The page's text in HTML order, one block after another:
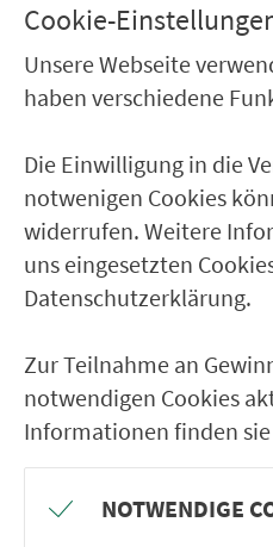
Moggendorf
Höfen (b. Hollfeld)
Welkendorf (b.
Stechendorf
Gottelhof
Abzw.
Abzw. Wadendorf
Plankenfels GH
Plankenfels
Truppach
Cookie-
Unsere Webseite
haben verschiedene
Die Einwilligung in die
notwenigen Cookies
widerrufen. Weitere
uns eingesetzten
Datenschutzerklärung.
Zur Teilnahme an
notwendigen Cookies
Informationen finden
NOTWENDIGE